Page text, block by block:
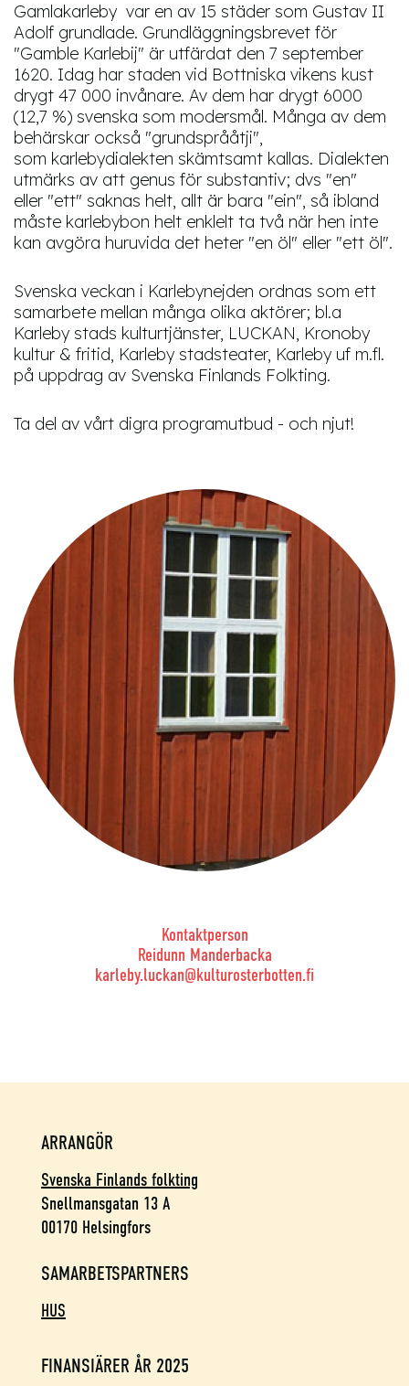
Gamlakarleby var en av 15 städer som Gustav II
Adolf grundlade. Grundläggningsbrevet för
"Gamble Karlebij" är utfärdat den 7 september
1620. Idag har staden vid Bottniska vikens kust
drygt 47 000 invånare. Av dem har drygt 6000
(12,7 %) svenska som modersmål. Många av dem
behärskar också "grundsprååtji",
som karlebydialekten skämtsamt kallas. Dialekten
utmärks av att genus för substantiv; dvs "en"
eller "ett" saknas helt, allt är bara "ein", så ibland
måste karlebybon helt enklelt ta två när hen inte
kan avgöra huruvida det heter "en öl" eller "ett öl".
Svenska veckan i Karlebynejden ordnas som ett
samarbete mellan många olika aktörer; bl.a
Karleby stads kulturtjänster, LUCKAN, Kronoby
kultur & fritid, Karleby stadsteater, Karleby uf m.fl.
på uppdrag av Svenska Finlands Folkting.
Ta del av vårt digra programutbud - och njut!
Kontaktperson
Reidunn Manderbacka
karleby.luckan@kulturosterbotten.fi
ARRANGÖR
Svenska Finlands folkting
Snellmansgatan 13 A
00170 Helsingfors
SAMARBETSPARTNERS
HUS
FINANSIÄRER ÅR 2025